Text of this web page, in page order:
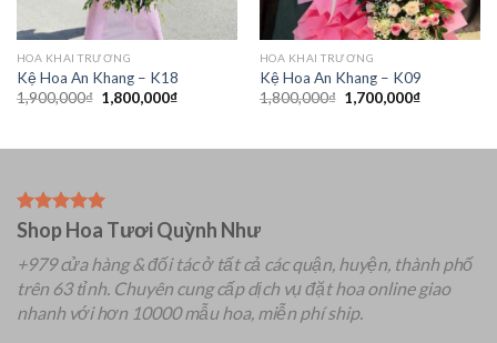
HOA KHAI TRƯƠNG
Kệ Hoa An Khang – K18
1,900,000₫ Giá
gốc
1,800,000₫Giá
1,800,000₫.
HOA KHAI TRƯƠNG
Kệ Hoa An Khang – K09
1,800,000₫ Giá
gốc
1,700,000₫Giá
Shop Hoa Tươi Quỳnh Như
+979 cửa hàng & đối tác ở tất cả các quận, huyện, thành phố
trên 63 tỉnh. Chuyên cung cấp dịch vụ đặt hoa online giao
nhanh với hơn 10000 mẫu hoa, miễn phí ship.